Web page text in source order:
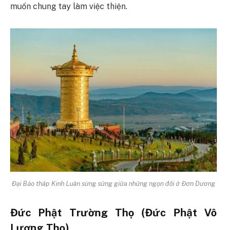
muốn chung tay làm việc thiện.
Đại Bảo tháp Kinh Luân sừng sững giữa những ngọn đồi ở Đơn Dương
Đức Phật Trường Thọ (Đức Phật Vô